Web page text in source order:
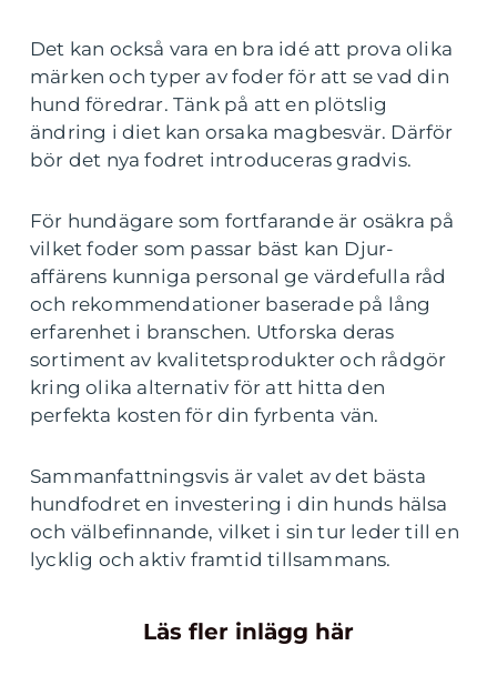
Det kan också vara en bra idé att prova olika
märken och typer av foder för att se vad din
hund föredrar. Tänk på att en plötslig
ändring i diet kan orsaka magbesvär. Därför
bör det nya fodret introduceras gradvis.
För hundägare som fortfarande är osäkra på
vilket foder som passar bäst kan Djur-
affärens kunniga personal ge värdefulla råd
och rekommendationer baserade på lång
erfarenhet i branschen. Utforska deras
sortiment av kvalitetsprodukter och rådgör
kring olika alternativ för att hitta den
perfekta kosten för din fyrbenta vän.
Sammanfattningsvis är valet av det bästa
hundfodret en investering i din hunds hälsa
och välbefinnande, vilket i sin tur leder till en
lycklig och aktiv framtid tillsammans.
Läs fler inlägg här